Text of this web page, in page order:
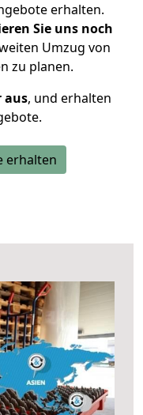
erhalten.
Sie uns noch
Umzug von
zu planen.
aus, und erhalten
erhalten